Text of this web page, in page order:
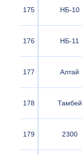
175 НБ-10
176 НБ-11
177 Алтай
178 Тамбей
179 2300